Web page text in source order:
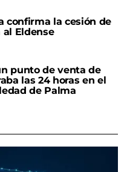
confirma la cesión de
Eldense
punto de venta de
las 24 horas en el
de Palma